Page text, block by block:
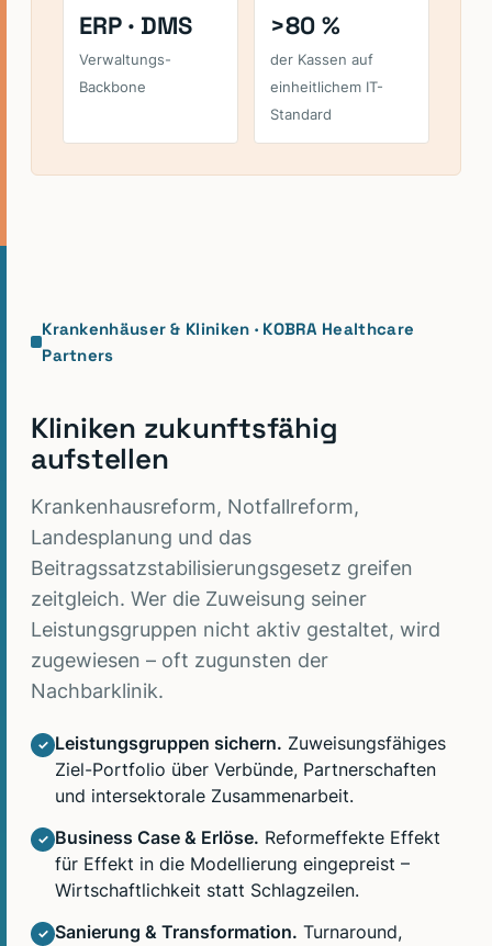
ERP · DMS
Verwaltungs-
Backbone
>80 %
der Kassen auf
einheitlichem IT-
Standard
Krankenhäuser & Kliniken · KOBRA Healthcare
Partners
Kliniken zukunftsfähig
aufstellen
Krankenhausreform, Notfallreform,
Landesplanung und das
Beitragssatzstabilisierungsgesetz greifen
zeitgleich. Wer die Zuweisung seiner
Leistungsgruppen nicht aktiv gestaltet, wird
zugewiesen – oft zugunsten der
Nachbarklinik.
✓ Leistungsgruppen sichern. Zuweisungsfähiges
Ziel-Portfolio über Verbünde, Partnerschaften
und intersektorale Zusammenarbeit.
✓ Business Case & Erlöse. Reformeffekte Effekt
für Effekt in die Modellierung eingepreist –
Wirtschaftlichkeit statt Schlagzeilen.
✓ Sanierung & Transformation. Turnaround,